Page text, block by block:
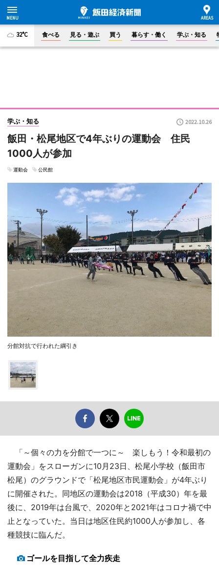
32°C 食べる 見る・遊ぶ 買う 暮らす・働く 学ぶ・知る
学ぶ・知る 2022.10.26
飯田・松尾地区で4年ぶりの運動会 住民
1000人が参加
運動会 公民館
分館対抗で行われた綱引き
「～個々の力を分館で一つに～ 楽しもう！令和最初の
運動会」をスローガンに10月23日、松尾小学校（飯田市
松尾）のグラウンドで「松尾地区市民運動会」が4年ぶり
に開催された。同地区の運動会は2018（平成30）年を最
後に、2019年は台風で、2020年と2021年はコロナ禍で中
止となっていた。当日は地区住民約1000人が参加し、各
種競技に臨んだ。
ゴールを目指して全力疾走